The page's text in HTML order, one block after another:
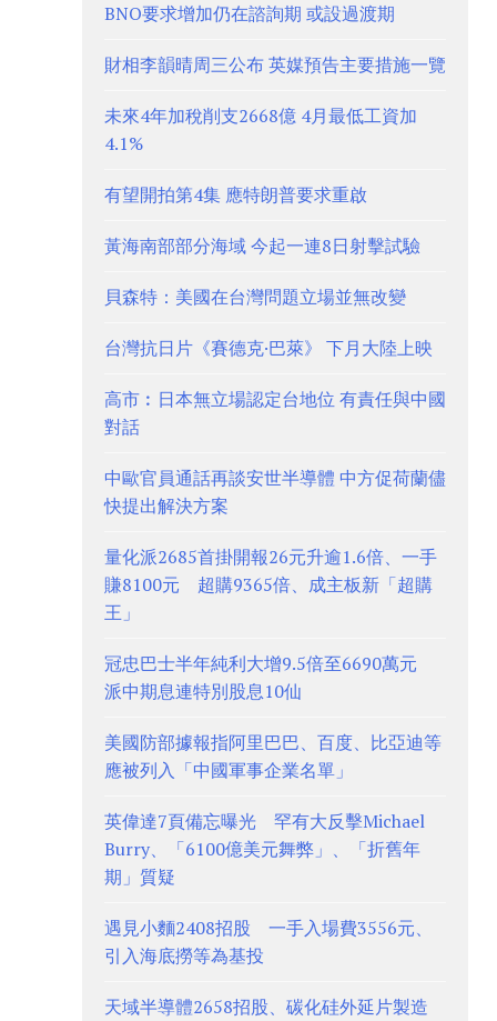
BNO要求增加仍在諮詢期 或設過渡期
財相李韻晴周三公布 英媒預告主要措施一覽
未來4年加稅削支2668億 4月最低工資加
4.1%
有望開拍第4集 應特朗普要求重啟
黃海南部部分海域 今起一連8日射擊試驗
貝森特：美國在台灣問題立場並無改變
台灣抗日片《賽德克·巴萊》 下月大陸上映
高市︰日本無立場認定台地位 有責任與中國
對話
中歐官員通話再談安世半導體 中方促荷蘭儘
快提出解決方案
量化派2685首掛開報26元升逾1.6倍、一手
賺8100元 超購9365倍、成主板新「超購
王」
冠忠巴士半年純利大增9.5倍至6690萬元
派中期息連特別股息10仙
美國防部據報指阿里巴巴、百度、比亞迪等
應被列入「中國軍事企業名單」
英偉達7頁備忘曝光 罕有大反擊Michael
Burry、「6100億美元舞弊」、「折舊年
期」質疑
遇見小麵2408招股 一手入場費3556元、
引入海底撈等為基投
天域半導體2658招股、碳化硅外延片製造